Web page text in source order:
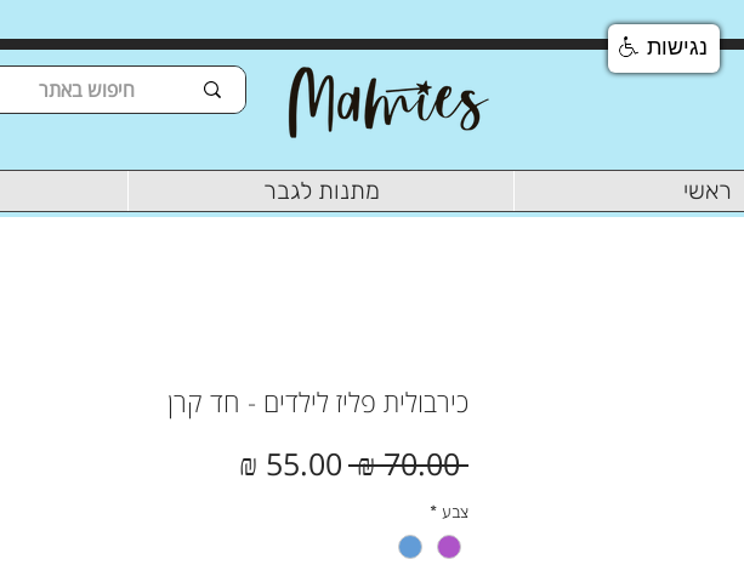
ראשי מתנות לגבר
כירבולית פליז לילדים - חד קרן
‏70.00 ‏₪
מחיר
צבע *
נגישות